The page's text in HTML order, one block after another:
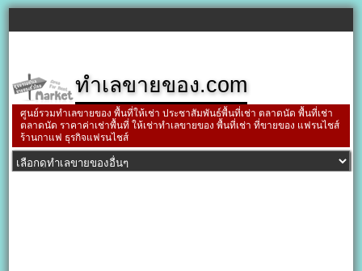
ทำเลขายของ.com
ศูนย์รวมทำเลขายของ พื้นที่ให้เช่า ประชาสัมพันธ์พื้นที่เช่า ตลาดนัด พื้นที่เช่า
ตลาดนัด ราคาค่าเช่าพื้นที่ ให้เช่าทำเลขายของ พื้นที่เช่า ที่ขายของ แฟรนไชส์
ร้านกาแฟ ธุรกิจแฟรนไชส์